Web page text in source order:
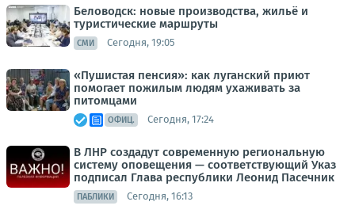
Беловодск: новые производства, жильё и
туристические маршруты
СМИ Сегодня, 19:05
«Пушистая пенсия»: как луганский приют
помогает пожилым людям ухаживать за
питомцами
ОФИЦ. Сегодня, 17:24
В ЛНР создадут современную региональную
систему оповещения — соответствующий Указ
подписал Глава республики Леонид Пасечник
ПАБЛИКИ Сегодня, 16:13